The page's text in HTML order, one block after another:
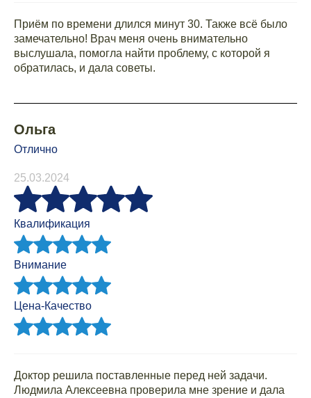
Приём по времени длился минут 30. Также всё было
замечательно! Врач меня очень внимательно
выслушала, помогла найти проблему, с которой я
обратилась, и дала советы.
Ольга
Отлично
25.03.2024
Квалификация
Внимание
Цена-Качество
Доктор решила поставленные перед ней задачи.
Людмила Алексеевна проверила мне зрение и дала